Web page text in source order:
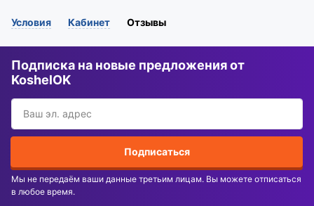
Условия Кабинет Отзывы
Подписка на новые предложения от
KoshelOK
Подписаться
Мы не передаём ваши данные третьим лицам. Вы можете отписаться
в любое время.